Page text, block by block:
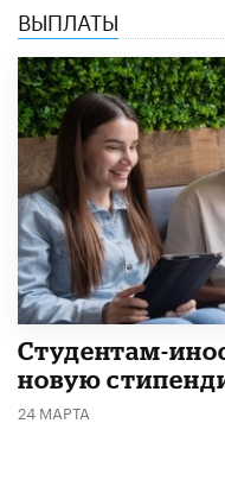
ВЫПЛАТЫ
Студентам-
новую
24 МАРТА